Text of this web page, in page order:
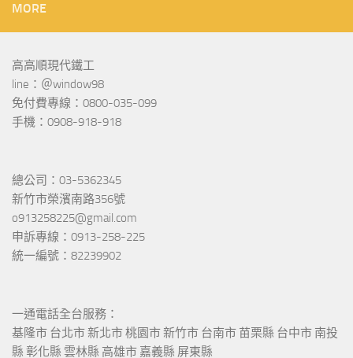
MORE
高高順現代鐵工
line：＠window98
免付費專線：0800-035-099
手機：0908-918-918
總公司：03-5362345
新竹市榮濱南路356號
o913258225@gmail.com
申訴專線：0913-258-225
統一編號：82239902
一通電話全台服務：
基隆市 台北市 新北市 桃園市 新竹市 台南市 苗栗縣 台中市 南投
縣 彰化縣 雲林縣 高雄市 嘉義縣 屏東縣